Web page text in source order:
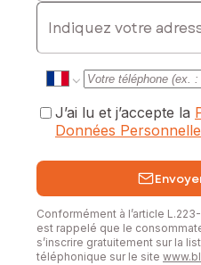
E-mail
J’ai lu et j’accepte la
Données
Conformément à l’article
est rappelé que le
s’inscrire gratuitement sur la
téléphonique sur le site